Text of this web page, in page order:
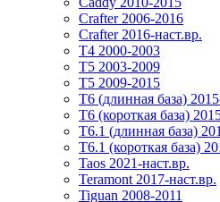
Crafter 2006-2016
Crafter 2016-наст.вр.
T4 2000-2003
T5 2003-2009
T5 2009-2015
T6 (длинная база)
Т6 (короткая база)
T6.1 (длинная база)
T6.1 (короткая база)
Taos 2021-наст.вр.
Teramont 2017-наст.вр.
Tiguan 2008-2011